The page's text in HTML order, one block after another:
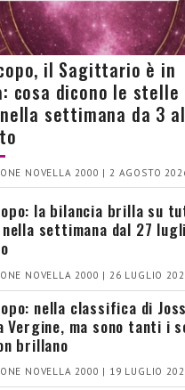
il Sagittario è in
cosa dicono le stelle
settimana da 3
NOVELLA 2000 | 2 AGOSTO
la bilancia brilla su
settimana dal 27
NOVELLA 2000 | 26 LUGLIO
nella classifica di
Vergine, ma sono tanti i
brillano
NOVELLA 2000 | 19 LUGLIO